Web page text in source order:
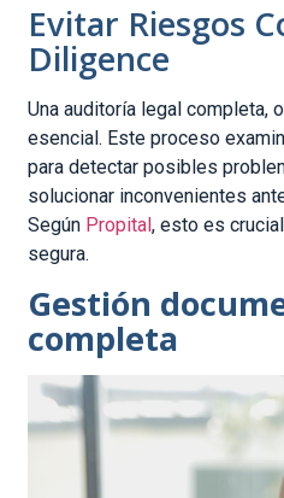
Evitar Riesgos
Diligence
Una auditoría legal completa,
esencial. Este proceso
para detectar posibles
solucionar inconvenientes
Según Propital, esto es
segura.
Gestión
completa